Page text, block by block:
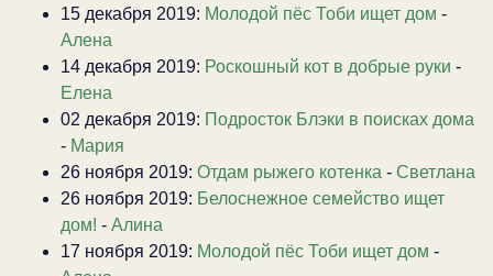
15 декабря 2019: Молодой пёс Тоби ищет дом -
Алена
14 декабря 2019: Роскошный кот в добрые руки -
Елена
02 декабря 2019: Подросток Блэки в поисках дома
- Мария
26 ноября 2019: Отдам рыжего котенка - Светлана
26 ноября 2019: Белоснежное семейство ищет
дом! - Алина
17 ноября 2019: Молодой пёс Тоби ищет дом -